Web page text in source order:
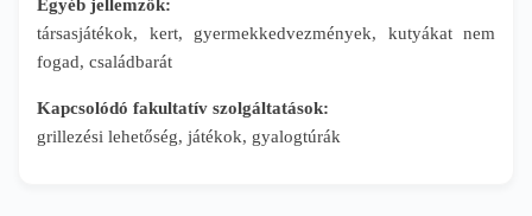
Egyéb jellemzők:
társasjátékok, kert, gyermekkedvezmények, kutyákat nem
fogad, családbarát
Kapcsolódó fakultatív szolgáltatások:
grillezési lehetőség, játékok, gyalogtúrák